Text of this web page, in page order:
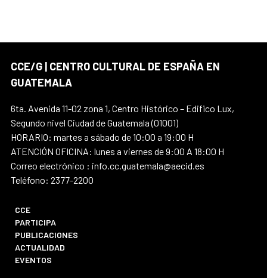
CCE/G | CENTRO CULTURAL DE ESPAÑA EN
GUATEMALA
6ta. Avenida 11-02 zona 1, Centro Histórico – Edifico Lux,
Segundo nivel Ciudad de Guatemala (01001)
HORARIO: martes a sábado de 10:00 a 19:00 H
ATENCIÓN OFICINA: lunes a viernes de 9:00 A 18:00 H
Correo electrónico : info.cc.guatemala@aecid.es
Teléfono: 2377-2200
CCE
PARTICIPA
PUBLICACIONES
ACTUALIDAD
EVENTOS